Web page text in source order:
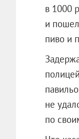
в 1000
и
пиво и
не
по